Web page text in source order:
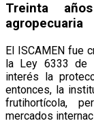
Treinta
agropecuaria
El ISCAMEN fue
la Ley 6333 de
interés la
entonces, la
frutihortícola,
mercados